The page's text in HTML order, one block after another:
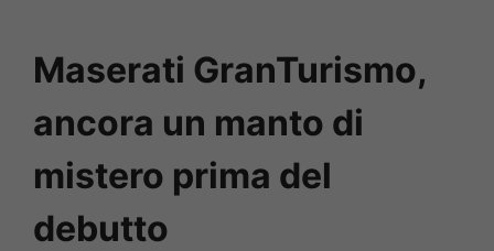
Maserati GranTurismo,
ancora un manto di
mistero prima del
debutto